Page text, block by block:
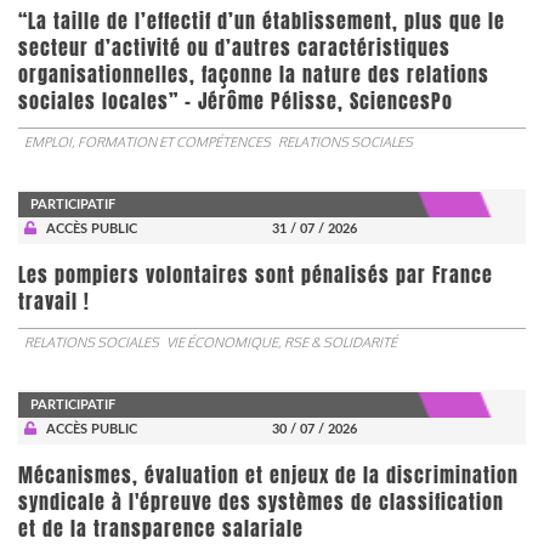
“La taille de l’effectif d’un établissement, plus que le
secteur d’activité ou d’autres caractéristiques
organisationnelles, façonne la nature des relations
sociales locales” - Jérôme Pélisse, SciencesPo
EMPLOI, FORMATION ET COMPÉTENCES RELATIONS SOCIALES
PARTICIPATIF
ACCÈS PUBLIC
31 / 07 / 2026
Les pompiers volontaires sont pénalisés par France
travail !
RELATIONS SOCIALES VIE ÉCONOMIQUE, RSE & SOLIDARITÉ
PARTICIPATIF
ACCÈS PUBLIC
30 / 07 / 2026
Mécanismes, évaluation et enjeux de la discrimination
syndicale à l'épreuve des systèmes de classification
et de la transparence salariale